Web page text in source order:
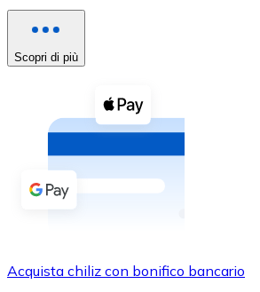
Vedi tutto
Buoni cripto
Acquista criptovalute in
Acquista con contanti
Bonifico SEPA
Scopri di più
Acquista chiliz con bonifico bancario